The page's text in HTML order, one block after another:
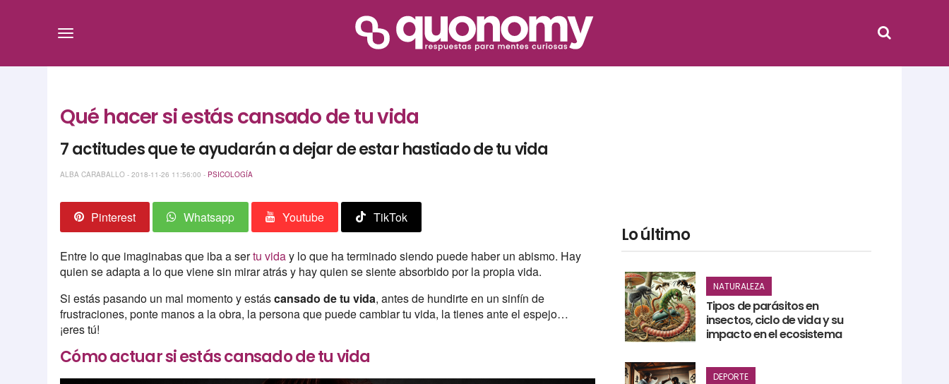
Qué hacer si estás cansado de tu vida
7 actitudes que te ayudarán a dejar de estar hastiado de tu vida
ALBA CARABALLO - 2018-11-26 11:56:00 - PSICOLOGÍA
Pinterest Whatsapp Youtube TikTok
Entre lo que imaginabas que iba a sertu viday lo que ha terminado siendo puede haber un abismo. Hay
quien se adapta a lo que viene sin mirar atrás y hay quien se siente absorbido por la propia vida.
Si estás pasando un mal momento y estáscansado de tu vida, antes de hundirte en un sinfín de
frustraciones, ponte manos a la obra, la persona que puede cambiar tu vida, la tienes ante el espejo…
¡eres tú!
Cómo actuar si estás cansado de tu vida
Lo último
NATURALEZA
Tipos de parásitos en
insectos, ciclo de vida y su
impacto en el ecosistema
DEPORTE